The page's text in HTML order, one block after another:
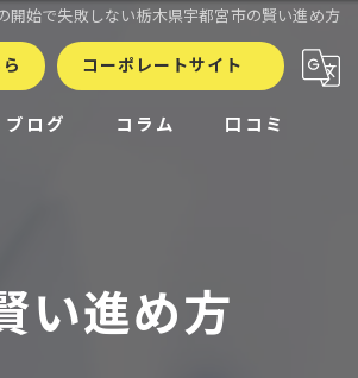
開始で失敗しない栃木県宇都宮市の賢い進め方
コーポレートサイト
ブログ コラム 口コミ
い進め方